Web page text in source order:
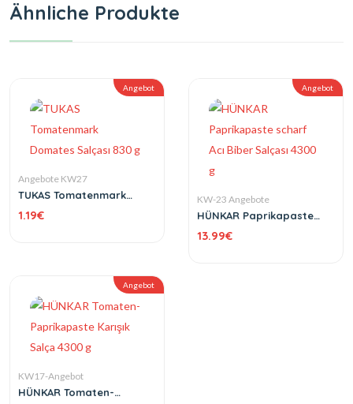
Ähnliche Produkte
Angebot
Angebote KW27
TUKAS Tomatenmark
1.19€
Angebot
KW-23 Angebote
HÜNKAR Paprikapaste
4300 g
13.99€
Angebot
KW17-Angebot
HÜNKAR Tomaten-